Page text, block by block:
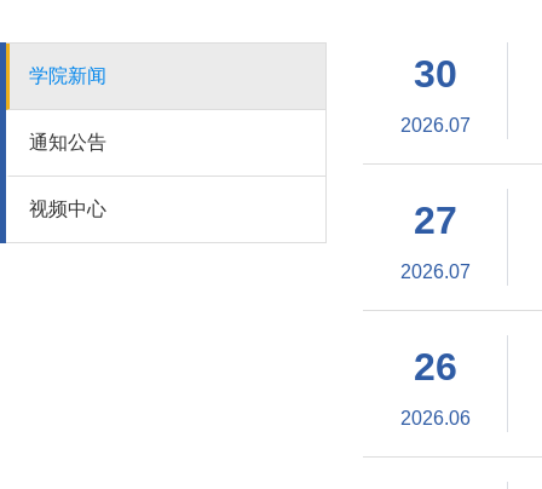
学院新闻
通知公告
视频中心
30
2026.07
27
2026.07
26
2026.06